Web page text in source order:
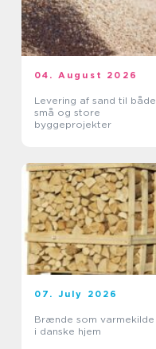
04. August 2026
Levering af sand til både
små og store
byggeprojekter
07. July 2026
Brænde som varmekilde
i danske hjem